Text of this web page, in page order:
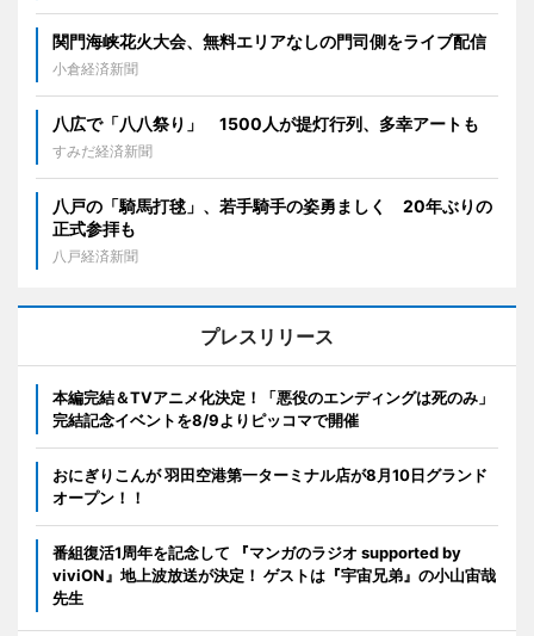
関門海峡花火大会、無料エリアなしの門司側をライブ配信
小倉経済新聞
八広で「八八祭り」 1500人が提灯行列、多幸アートも
すみだ経済新聞
八戸の「騎馬打毬」、若手騎手の姿勇ましく 20年ぶりの
正式参拝も
八戸経済新聞
プレスリリース
本編完結＆TVアニメ化決定！「悪役のエンディングは死のみ」
完結記念イベントを8/9よりピッコマで開催
おにぎりこんが 羽田空港第一ターミナル店が8月10日グランド
オープン！！
番組復活1周年を記念して 『マンガのラジオ supported by
viviON』地上波放送が決定！ ゲストは『宇宙兄弟』の小山宙哉
先生